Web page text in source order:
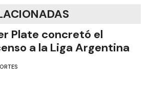
Plate concretó el
a la Liga Argentina